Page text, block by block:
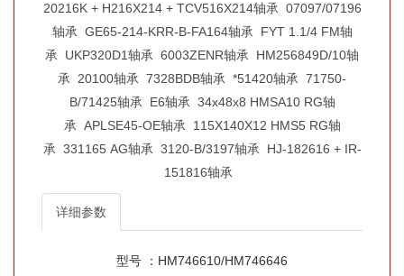
20216K + H216X214 + TCV516X214轴承 07097/07196
轴承 GE65-214-KRR-B-FA164轴承 FYT 1.1/4 FM轴
承 UKP320D1轴承 6003ZENR轴承 HM256849D/10轴
承 20100轴承 7328BDB轴承 *51420轴承 71750-
B/71425轴承 E6轴承 34x48x8 HMSA10 RG轴
承 APLSE45-OE轴承 115X140X12 HMS5 RG轴
承 331165 AG轴承 3120-B/3197轴承 HJ-182616 + IR-
151816轴承
详细参数
型号 ：HM746610/HM746646